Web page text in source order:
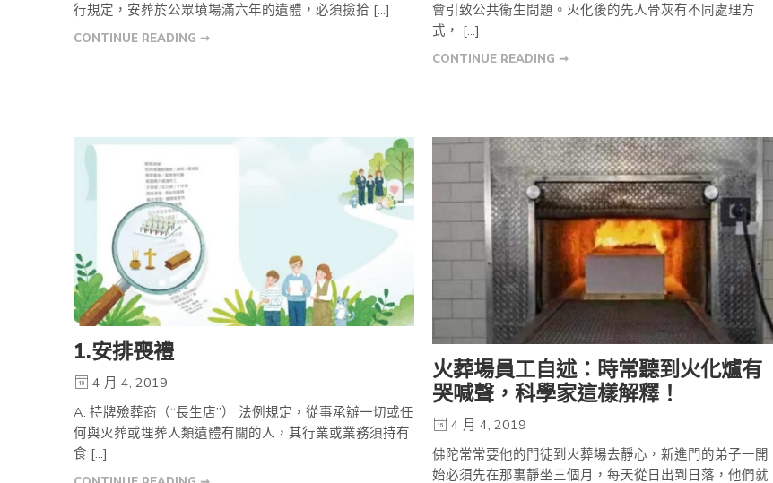
行規定，安葬於公眾墳場滿六年的遺體，必須撿拾 […]
CONTINUE READING ➞
會引致公共衞生問題。火化後的先人骨灰有不同處理方
式， […]
CONTINUE READING ➞
1.安排喪禮
4 月 4, 2019
A. 持牌殮葬商（“長生店”） 法例規定，從事承辦一切或任
何與火葬或埋葬人類遺體有關的人，其行業或業務須持有
食 […]
火葬場員工自述：時常聽到火化爐有
哭喊聲，科學家這樣解釋！
4 月 4, 2019
佛陀常常要他的門徒到火葬場去靜心，新進門的弟子一開
始必須先在那裏靜坐三個月，每天從日出到日落，他們就